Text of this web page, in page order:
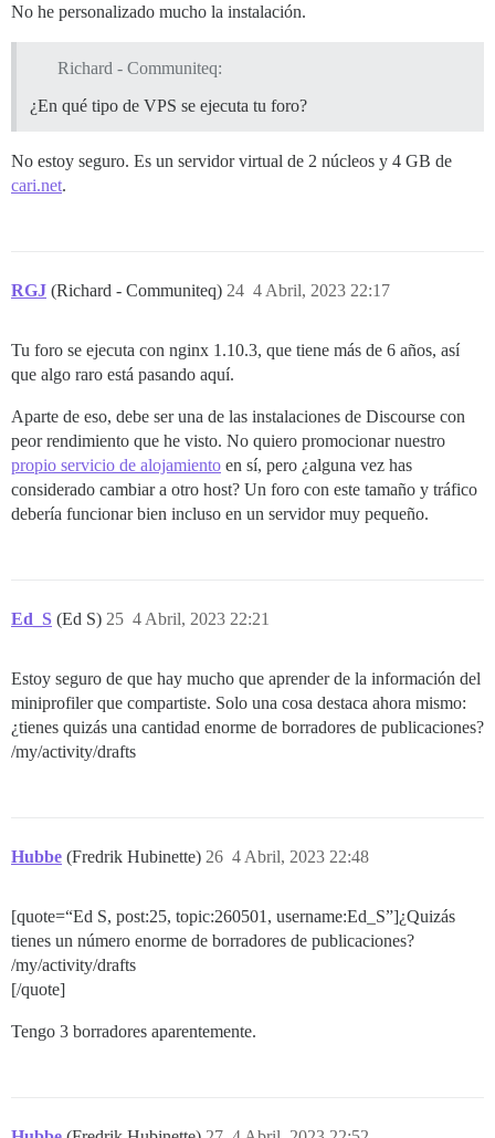
No he personalizado mucho la instalación.
Richard - Communiteq:
¿En qué tipo de VPS se ejecuta tu foro?
No estoy seguro. Es un servidor virtual de 2 núcleos y 4 GB de
cari.net.
RGJ (Richard - Communiteq) 4 Abril, 2023 22:17
24
Tu foro se ejecuta con nginx 1.10.3, que tiene más de 6 años, así
que algo raro está pasando aquí.
Aparte de eso, debe ser una de las instalaciones de Discourse con
peor rendimiento que he visto. No quiero promocionar nuestro
propio servicio de alojamiento en sí, pero ¿alguna vez has
considerado cambiar a otro host? Un foro con este tamaño y tráfico
debería funcionar bien incluso en un servidor muy pequeño.
Ed_S (Ed S) 4 Abril, 2023 22:21
25
Estoy seguro de que hay mucho que aprender de la información del
miniprofiler que compartiste. Solo una cosa destaca ahora mismo:
¿tienes quizás una cantidad enorme de borradores de publicaciones?
/my/activity/drafts
Hubbe (Fredrik Hubinette) 4 Abril, 2023 22:48
26
[quote=“Ed S, post:25, topic:260501, username:Ed_S”]¿Quizás
tienes un número enorme de borradores de publicaciones?
/my/activity/drafts
[/quote]
Tengo 3 borradores aparentemente.